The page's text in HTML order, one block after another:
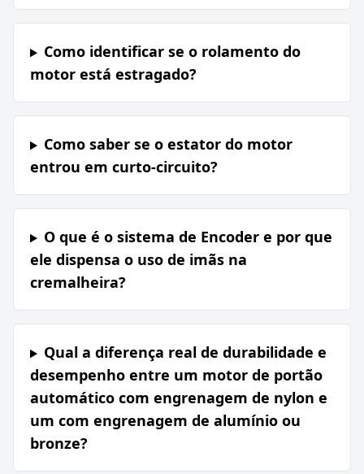
Como identificar se o rolamento do
motor está estragado?
Como saber se o estator do motor
entrou em curto-circuito?
O que é o sistema de Encoder e por que
ele dispensa o uso de imãs na
cremalheira?
Qual a diferença real de durabilidade e
desempenho entre um motor de portão
automático com engrenagem de nylon e
um com engrenagem de alumínio ou
bronze?